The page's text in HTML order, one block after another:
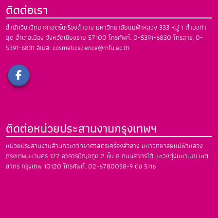
ติดต่อเรา
สำนักวิชาวิทยาศาสตร์เครื่องสำอาง มหาวิทยาลัยแม่ฟ้าหลวง 333 หมู่ 1 ตำบลท่า
สุด อำเภอเมือง จังหวัดเชียงราย 57100 โทรศัพท์. 0-5391-6830 โทรสาร. 0-
5391-6831 อีเมล: cosmeticscience@mfu.ac.th
ติดต่อหน่วยประสานงานกรุงเทพฯ
หน่วยประสานงานสำนักวิชาวิทยาศาสตร์เครื่องสำอาง มหาวิทยาลัยแม่ฟ้าหลวง
กรุงเทพมหานคร 127 อาคารปัญจภูมิ 2 ชั้น 8 ถนนสาทรใต้ แขวงทุ่งมหาเมฆ เขต
สาทร กรุงเทพ 10120 โทรศัพท์. 02-6780038-9 ต่อ 5116